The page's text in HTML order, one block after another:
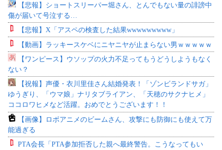
【悲報】ショートスリーパー堀さん、とんでもない量の誹謗中
傷が届いて号泣する…
【悲報】X「アスペの検査した結果wwwwwwwww」
【動画】ラッキースケベにニヤニヤが止まらない男ｗｗｗｗｗ
【ワンピース】ウソップの火力不足ってもうどうしようもなく
ない？
【祝報】声優・衣川里佳さん結婚発表！「ゾンビランドサガ」
ゆうぎり、「ウマ娘」ナリタブライアン、「天穂のサクナヒメ」
ココロワヒメなど活躍。おめでとうございます！！
【画像】ロボアニメのビームさん、攻撃にも防御にも使えて万
能過ぎる
PTA会長「PTA参加拒否した親へ最終警告。こうなってもい